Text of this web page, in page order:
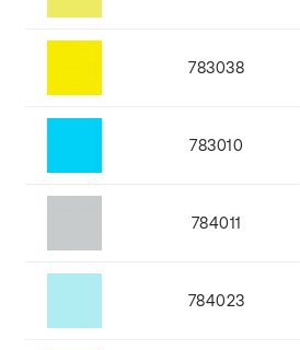
783038
783010
784011
784023